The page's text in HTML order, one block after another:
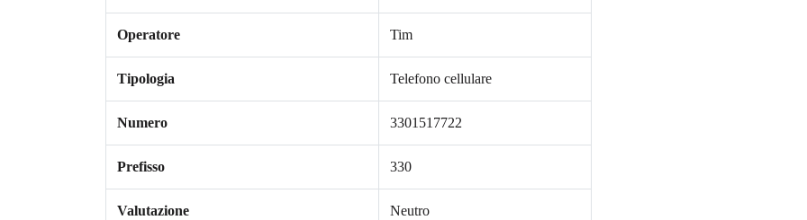
Operatore Tim
Tipologia Telefono cellulare
Numero 3301517722
Prefisso 330
Valutazione Neutro